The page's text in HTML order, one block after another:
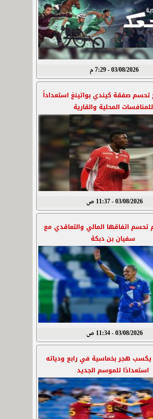
03/08/2026 - 7:29 م
تحسم صفقة كيندي بواتينغ استعداداً
للمنافسات المحلية والقارية
03/08/2026 - 11:37 ص
تحسم اتفاقها المالي والتعاقدي مع
سفيان بن دبكة
03/08/2026 - 11:34 ص
يكسب هجر بخماسية في رابع ودياته
استعدادًا للموسم الجديد